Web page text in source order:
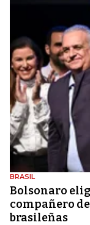
BRASIL
Bolsonaro
compañero
brasileñas